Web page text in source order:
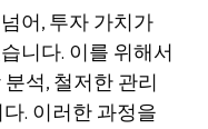
어, 투자 가치가
니다. 이를 위해서
석, 철저한 관리
. 이러한 과정을